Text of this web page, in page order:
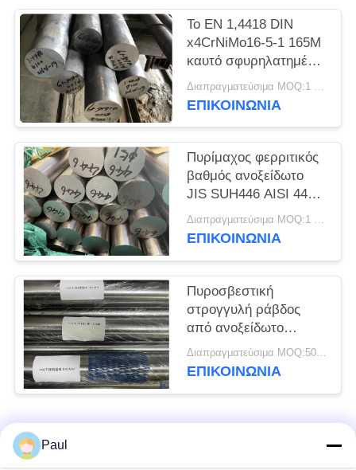
PRIVACY
POLICY
Το EN 1,4418 DIN
x4CrNiMo16-5-1 165M
καυτό σφυρηλατημένο
ανοξείδωτο γύρω από
το φραγμό
Διαπραγματεύσιμα MOQ:1 τόνος
ΕΠΙΚΟΙΝΩΝΊΑ
Πυρίμαχος φερριτικός
βαθμός ανοξείδωτο
JIS SUH446 AISI 446
γύρω από τους
φραγμούς
Διαπραγματεύσιμα MOQ:1 τόνος
ΕΠΙΚΟΙΝΩΝΊΑ
Πυροσβεστική
στρογγυλή ράβδος
από ανοξείδωτο
χάλυβα
Διαπραγματεύσιμα MOQ:500 χιλιοστά
ΕΠΙΚΟΙΝΩΝΊΑ
Λαϊκή κατηγορία
Paul